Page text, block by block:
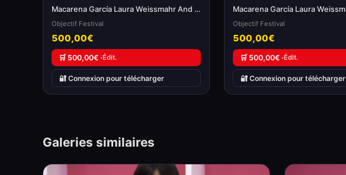
Macarena García Laura Weissmahr And Anna Castillo
Objectif Festival
500,00€
🛒 500,00€ ·Édit.
🔐 Connexion pour télécharger
Objectif Festival
500,00€
🛒 500,00€ ·Édit.
🔐 Connexion pour télécharger
Galeries similaires